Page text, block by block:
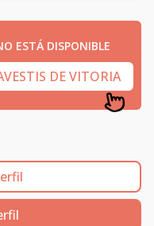
ESTÁ DISPONIBLE
DE VITORIA